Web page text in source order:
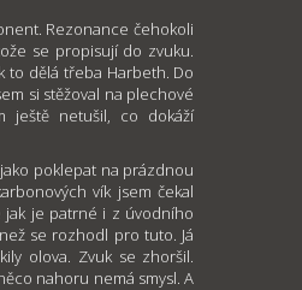
Rezonance čehokoli
se propisují do zvuku.
to dělá třeba Harbeth. Do
si stěžoval na plechové
ještě netušil, co dokáží
poklepat na prázdnou
vík jsem čekal
jak je patrné i z úvodního
se rozhodl pro tuto. Já
olova. Zvuk se zhoršil.
nahoru nemá smysl. A